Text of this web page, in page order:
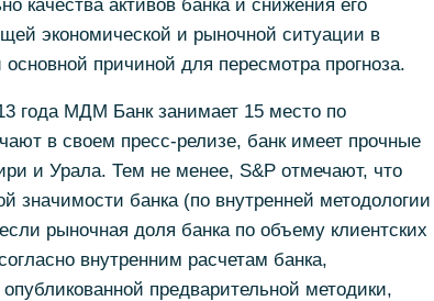
качества активов банка и снижения его
экономической и рыночной ситуации в
причиной для пересмотра прогноза.
года МДМ Банк занимает 15 место по
в своем пресс-релизе, банк имеет прочные
и Урала. Тем не менее, S&P отмечают, что
значимости банка (по внутренней методологии
рыночная доля банка по объему клиентских
внутренним расчетам банка,
предварительной методики,